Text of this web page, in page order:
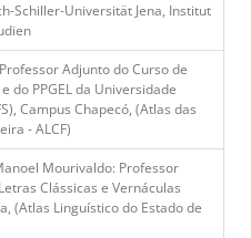
Schiller-Universität Jena, Institut
Adjunto do Curso de
do PPGEL da Universidade
Campus Chapecó, (Atlas das
- ALCF)
Mourivaldo: Professor
Clássicas e Vernáculas
(Atlas Linguístico do Estado de